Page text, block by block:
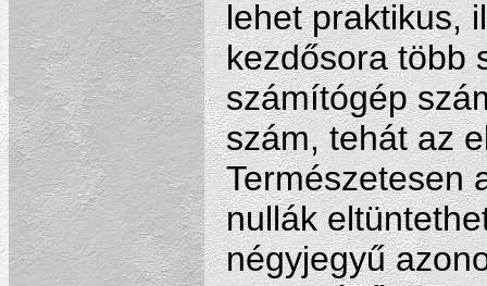
lehet praktikus,
kezdősora több
számítógép
szám, tehát az
Természetesen
nullák
négyjegyű